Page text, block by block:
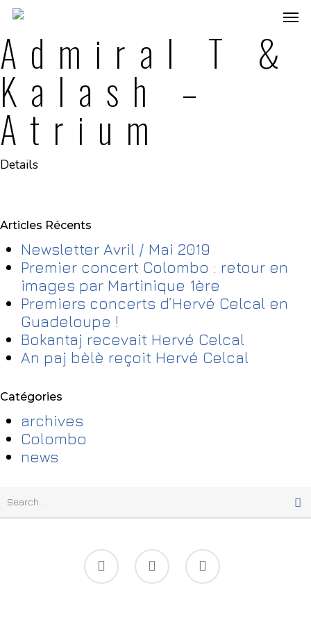
Admiral T &
Kalash –
Atrium
Details
Articles Récents
Newsletter Avril / Mai 2019
Premier concert Colombo : retour en
images par Martinique 1ère
Premiers concerts d’Hervé Celcal en
Guadeloupe !
Bokantaj recevait Hervé Celcal
An paj bèlè reçoit Hervé Celcal
Catégories
archives
Colombo
news